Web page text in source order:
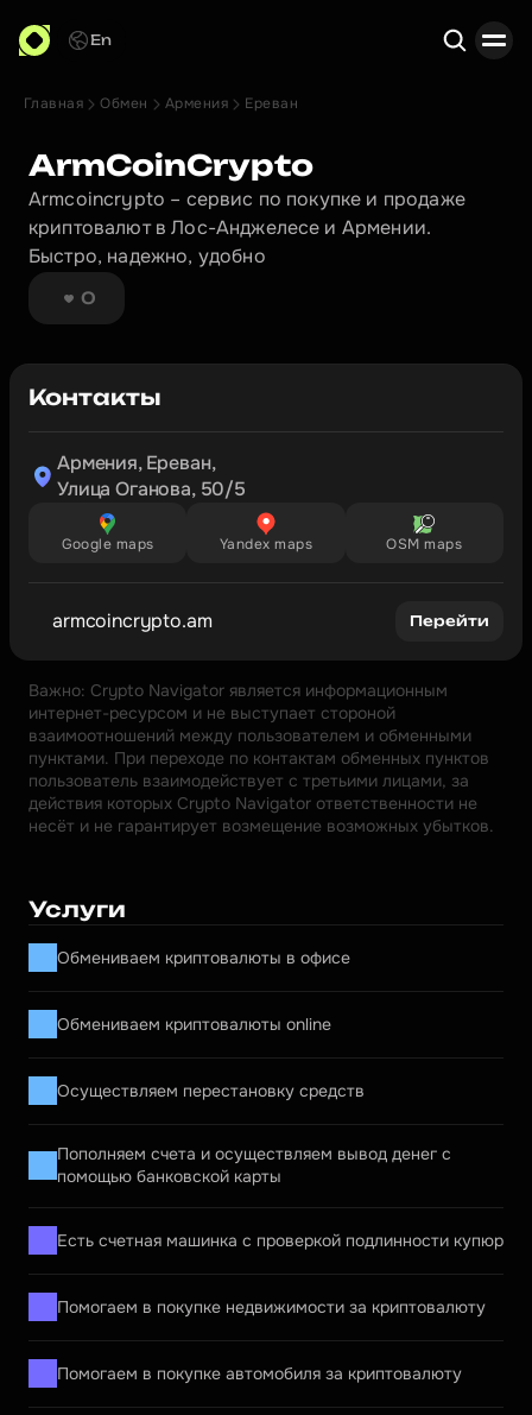
En
Главная Обмен Армения Ереван
ArmCoinCrypto
Armcoincrypto – сервис по покупке и продаже
криптовалют в Лос-Анджелесе и Армении.
Быстро, надежно, удобно
0
Контакты
Армения, Ереван,
Улица Оганова, 50/5
Google maps Yandex maps OSM maps
armcoincrypto.am Перейти
Важно: Crypto Navigator является информационным
интернет-ресурсом и не выступает стороной
взаимоотношений между пользователем и обменными
пунктами. При переходе по контактам обменных пунктов
пользователь взаимодействует с третьими лицами, за
действия которых Crypto Navigator ответственности не
несёт и не гарантирует возмещение возможных убытков.
Услуги
Обмениваем криптовалюты в офисе
Обмениваем криптовалюты online
Осуществляем перестановку средств
Пополняем счета и осуществляем вывод денег с
помощью банковской карты
Есть счетная машинка с проверкой подлинности купюр
Помогаем в покупке недвижимости за криптовалюту
Помогаем в покупке автомобиля за криптовалюту